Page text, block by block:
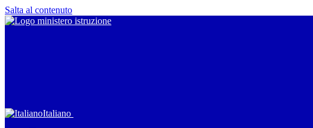
Salta al contenuto
Italiano